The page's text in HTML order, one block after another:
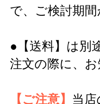
で、ご検討期
●【送料】は別
注文の際に、お
【ご注意】 当